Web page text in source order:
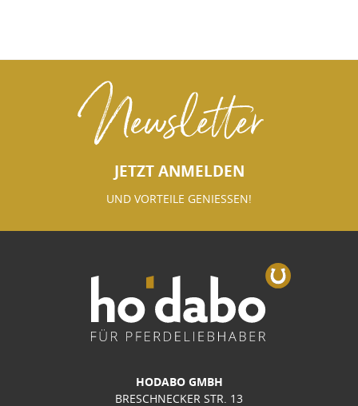
Newsletter
JETZT ANMELDEN
UND VORTEILE GENIESSEN!
HODABO GMBH
BRESCHNECKER STR. 13